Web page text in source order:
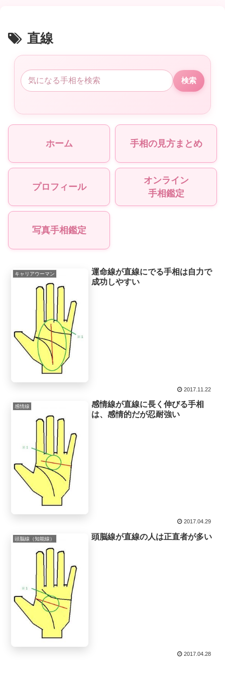
直線
検索
ホーム 手相の見方まとめ
プロフィール
オンライン
手相鑑定
写真手相鑑定
キャリアウーマン
運命線が直線にでる手相は自力で
成功しやすい
2017.11.22
感情線
感情線が直線に長く伸びる手相
は、感情的だが忍耐強い
2017.04.29
頭脳線（知能線） 頭脳線が直線の人は正直者が多い
2017.04.28